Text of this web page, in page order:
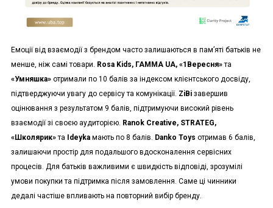
Емоції від взаємодії з брендом часто залишаються в пам’яті батьків не
менше, ніж самі товари. Rosa Kids, ГАММА UA, «1Вересня»та
«Умняшка» отримали по 10 балів за індексом клієнтського досвіду,
підтверджуючи увагу до сервісу та комунікації. ZiBiзавершив
оцінювання з результатом 9 балів, підтримуючи високий рівень
взаємодії зі своєю аудиторією. Ranok Creative, STRATEG,
«Школярик»та Ideyka мають по 8 балів. Danko Toys отримав 6 балів,
залишаючи простір для подальшого вдосконалення сервісних
процесів. Для батьків важливими є швидкість відповіді, зрозумілі
умови покупки та підтримка після замовлення. Саме ці чинники
дедалі частіше впливають на повторний вибір бренду.